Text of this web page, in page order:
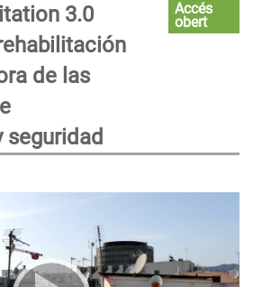
3.0
de las
seguridad
Accés
obert